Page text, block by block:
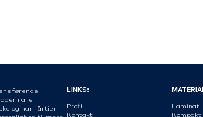
førende
i alle
og har i årtier
LINKS:
Profil
Kontakt
Laminat